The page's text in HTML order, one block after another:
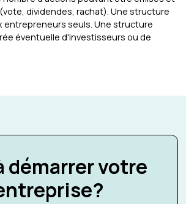
dividendes, rachat). Une structure
entrepreneurs seuls. Une structure
éventuelle d'investisseurs ou de
démarrer votre